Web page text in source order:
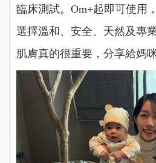
臨床測試。Om+起即可使用
選擇溫和、安全、天然及專
肌膚真的很重要，分享給媽咪